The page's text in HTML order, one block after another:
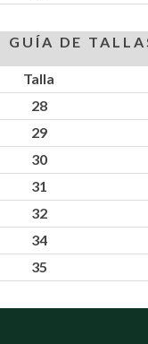
GUÍA DE
Talla
28
29
30
31
32
34
35